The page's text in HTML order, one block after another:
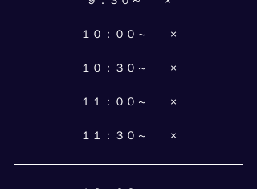
１０：００～　　×
１０：３０～　　×
１１：００～　　×
１１：３０～　　×